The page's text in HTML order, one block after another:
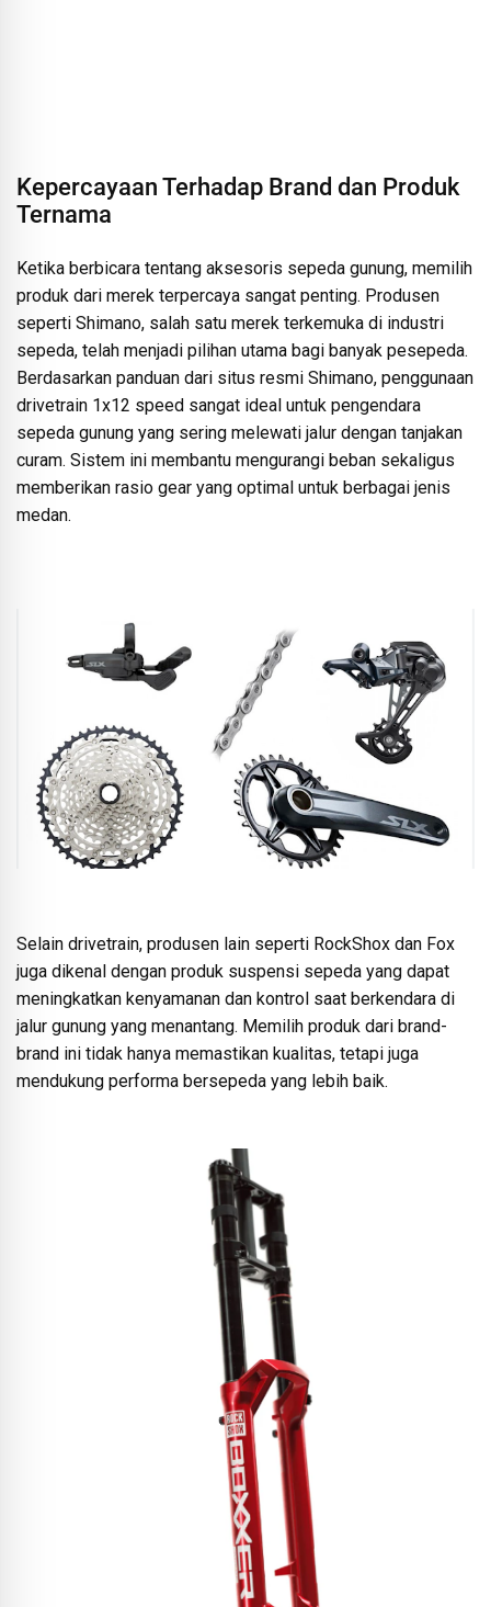
Kepercayaan Terhadap Brand dan Produk
Ternama
Ketika berbicara tentang aksesoris sepeda gunung, memilih
produk dari merek terpercaya sangat penting. Produsen
seperti Shimano, salah satu merek terkemuka di industri
sepeda, telah menjadi pilihan utama bagi banyak pesepeda.
Berdasarkan panduan dari situs resmi Shimano, penggunaan
drivetrain 1x12 speed sangat ideal untuk pengendara
sepeda gunung yang sering melewati jalur dengan tanjakan
curam. Sistem ini membantu mengurangi beban sekaligus
memberikan rasio gear yang optimal untuk berbagai jenis
medan.
Selain drivetrain, produsen lain seperti RockShox dan Fox
juga dikenal dengan produk suspensi sepeda yang dapat
meningkatkan kenyamanan dan kontrol saat berkendara di
jalur gunung yang menantang. Memilih produk dari brand-
brand ini tidak hanya memastikan kualitas, tetapi juga
mendukung performa bersepeda yang lebih baik.